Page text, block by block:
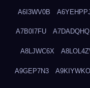
A6I3WV0B
A7B0I7FU A7DADQHQ
A8LJWC6X
A9GEP7N3 A9KIYWKO